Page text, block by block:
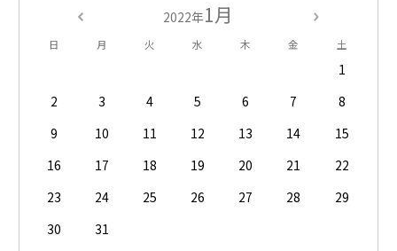
2022年1月
日 月 火 水 木 金 土
1
2
3 4 5 6 7
8
9
10 11 12 13 14
15
16
17 18 19 20 21
22
23
24 25 26 27 28
29
30
31